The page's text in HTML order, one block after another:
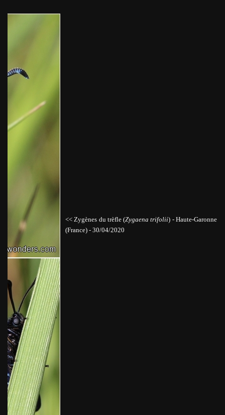
<< Zygènes du trèfle (Zygaena trifolii) -Haute-Garonne
(France) - 30/04/2020